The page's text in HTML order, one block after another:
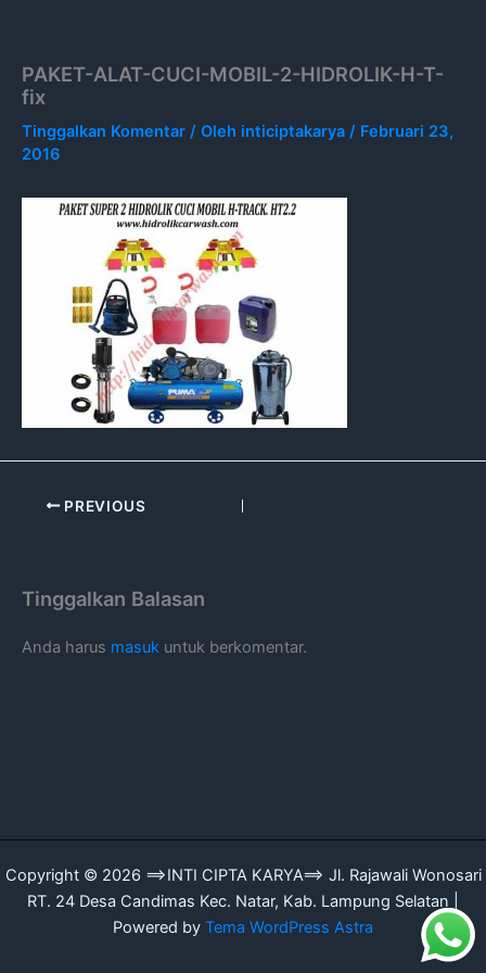
kontenPAKET-ALAT-CUCI-MOBIL-2-HIDROLIK-H-T-
fix
Tinggalkan Komentar / Oleh inticiptakarya / Februari 23,
2016
PREVIOUS
Tinggalkan Balasan
Anda harus masuk untuk berkomentar.
Copyright © 2026 ==>INTI CIPTA KARYA==> Jl. Rajawali Wonosari
RT. 24 Desa Candimas Kec. Natar, Kab. Lampung Selatan |
Powered by Tema WordPress Astra